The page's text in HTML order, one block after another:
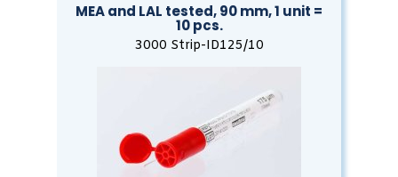
MEA and LAL tested, 90 mm, 1 unit =
10 pcs.
3000 Strip-ID125/10